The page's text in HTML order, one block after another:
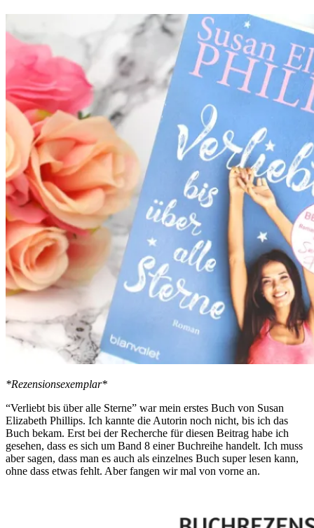
*Rezensionsexemplar*
“Verliebt bis über alle Sterne” war mein erstes Buch von Susan
Elizabeth Phillips. Ich kannte die Autorin noch nicht, bis ich das
Buch bekam. Erst bei der Recherche für diesen Beitrag habe ich
gesehen, dass es sich um Band 8 einer Buchreihe handelt. Ich muss
aber sagen, dass man es auch als einzelnes Buch super lesen kann,
ohne dass etwas fehlt. Aber fangen wir mal von vorne an.